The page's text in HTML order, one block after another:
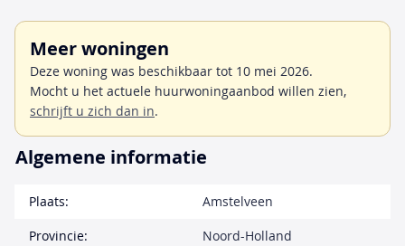
Meer woningen
Deze woning was beschikbaar tot 10 mei 2026.
Mocht u het actuele huurwoningaanbod willen zien,
schrijft u zich dan in.
Algemene informatie
Plaats:
Amstelveen
Provincie:
Noord-Holland